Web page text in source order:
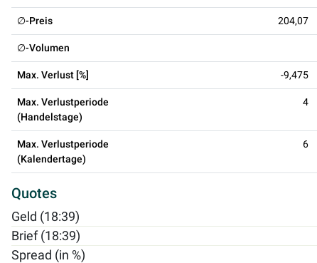
∅-Preis 204,07
∅-Volumen
Max. Verlust [%] -9,475
Max. Verlustperiode
(Handelstage)
4
Max. Verlustperiode
(Kalendertage)
6
Quotes
Geld (18:39)
Brief (18:39)
Spread (in %)